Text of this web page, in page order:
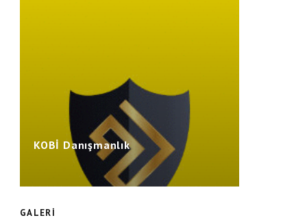
KOBİ Danışmanlık
GALERI